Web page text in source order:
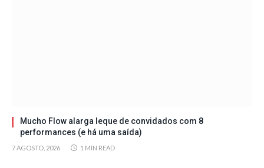
Mucho Flow alarga leque de convidados com 8
performances (e há uma saída)
7 AGOSTO, 2026 1 MIN READ